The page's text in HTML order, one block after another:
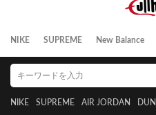
NIKE SUPREME New Balance
NIKE SUPREME AIR JORDAN